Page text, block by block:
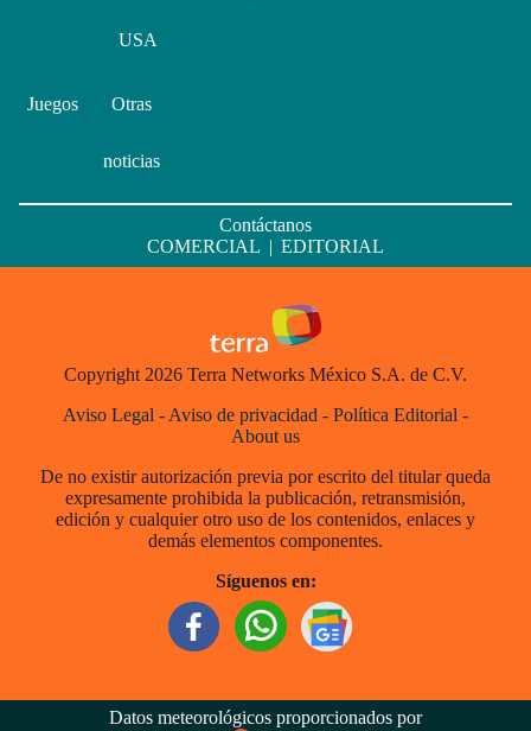
USA
Juegos Otras
noticias
Contáctanos
COMERCIAL | EDITORIAL
Copyright 2026 Terra Networks México S.A. de C.V.
Aviso Legal - Aviso de privacidad - Política Editorial -
About us
De no existir autorización previa por escrito del titular queda
expresamente prohibida la publicación, retransmisión,
edición y cualquier otro uso de los contenidos, enlaces y
demás elementos componentes.
Síguenos en:
Datos meteorológicos proporcionados por